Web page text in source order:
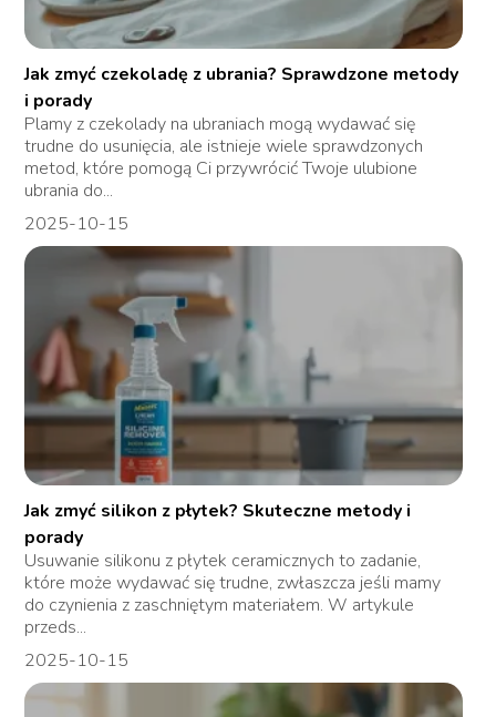
Jak zmyć czekoladę z ubrania? Sprawdzone metody
i porady
Plamy z czekolady na ubraniach mogą wydawać się
trudne do usunięcia, ale istnieje wiele sprawdzonych
metod, które pomogą Ci przywrócić Twoje ulubione
ubrania do...
2025-10-15
Jak zmyć silikon z płytek? Skuteczne metody i
porady
Usuwanie silikonu z płytek ceramicznych to zadanie,
które może wydawać się trudne, zwłaszcza jeśli mamy
do czynienia z zaschniętym materiałem. W artykule
przeds...
2025-10-15